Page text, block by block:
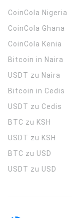
CoinCola Nigeria
CoinCola Ghana
CoinCola Kenia
Bitcoin in Naira
USDT zu Naira
Bitcoin in Cedis
USDT zu Cedis
BTC zu KSH
USDT zu KSH
BTC zu USD
USDT zu USD